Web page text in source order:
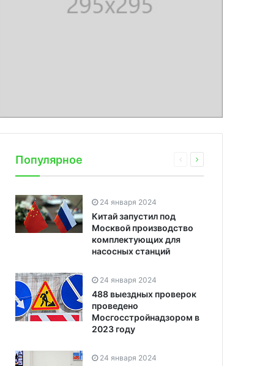
Популярное
24 января 2024
Китай запустил под
Москвой производство
комплектующих для
насосных станций
24 января 2024
488 выездных проверок
проведено
Мосгосстройнадзором в
2023 году
24 января 2024